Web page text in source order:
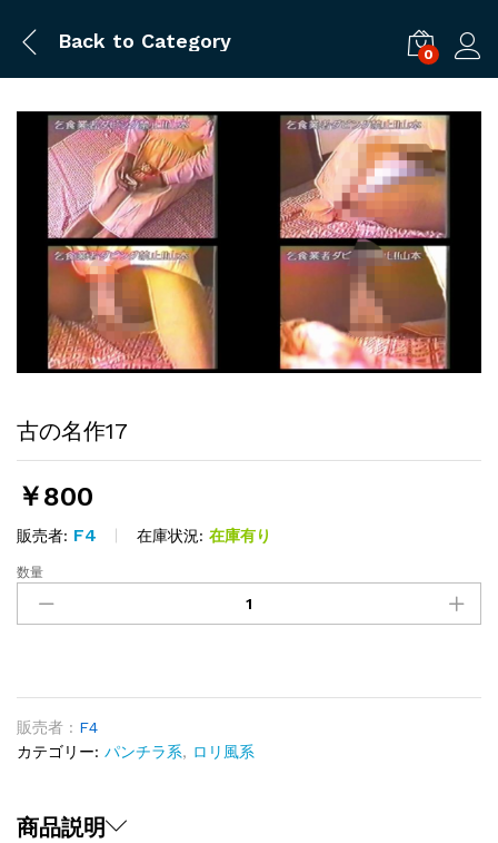
Back to Category
0
古の名作17
￥800
販売者: F4 在庫状況: 在庫有り
古
名
quantity
数量
販売者 : F4
カテゴリー: パンチラ系, ロリ風系
商品説明